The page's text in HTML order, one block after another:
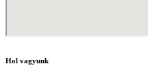
Hol vagyunk